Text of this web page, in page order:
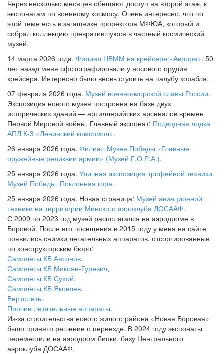
Через несколько месяцев обещают доступ на второй этаж, к
экспонатам по военному космосу. Очень интересно, что по
этой теме есть в загашнике проректора МФЮА, который и
собрал коллекцию превратившуюся в частный космический
музей.
14 марта 2026 года. Филиал ЦВММ на крейсере «Аврора». 50
лет назад меня сфотографировали у носового орудия
крейсера. Интересно было вновь ступить на палубу корабля.
07 февраля 2026 года. Музей военно-морской славы России.
Экспозиция нового музея построена на базе двух
исторических зданий — артиллерийских арсеналов времен
Первой Мировой войны. Главный экспонат: Подводная лодка
АПЛ К-3 «Ленинский комсомол».
26 января 2026 года. Филиал Музея Победы «Главные
оружейные реликвии армии» (Музей Г.О.Р.А.).
25 января 2026 года. Уличная экспозиция трофейной техники.
Музей Победы, Поклонная гора.
25 января 2026 года. Новая страница: Музей авиационной
техники на территории Минского аэроклуба ДОСААФ.
С 2009 по 2023 год музей располагался на аэродроме в
Боровой. После его посещения в 2015 году у меня на сайте
появились снимки летательных аппаратов, отсортированные
по конструкторским бюро:
Самолёты КБ Антонов,
Самолёты КБ Микоян-Гуревич,
Самолёты КБ Сухой,
Самолёты КБ Яковлев,
Вертолёты,
Прочие летательные аппараты.
Из-за строительства нового жилого района «Новая Боровая»
было принято решение о переезде. В 2024 году экспонаты
переместили на аэродром Липки, базу Центрального
аэроклуба ДОСААФ.